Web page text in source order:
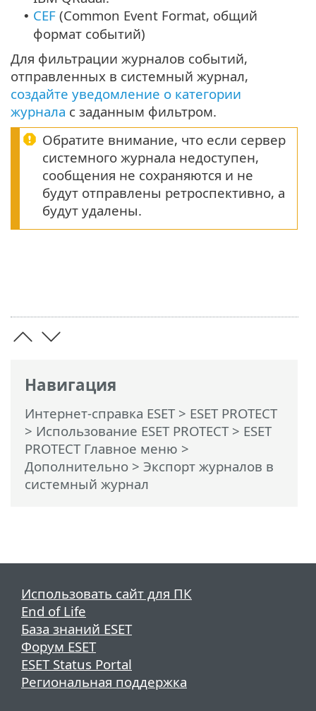
Навигация
Интернет-справка ESET> ESET PROTECT
> Использование ESET PROTECT> ESET
PROTECT Главное меню >
Дополнительно > Экспорт журналов в
системный журнал
• CEF (Common Event Format, общий
формат событий)
Для фильтрации журналов событий,
отправленных в системный журнал,
создайте уведомление о категории
журнала с заданным фильтром.
Обратите внимание, что если сервер
системного журнала недоступен,
сообщения не сохраняются и не
будут отправлены ретроспективно, а
будут удалены.
Использовать сайт для ПК
End of Life
База знаний ESET
Форум ESET
ESET Status Portal
Региональная поддержка